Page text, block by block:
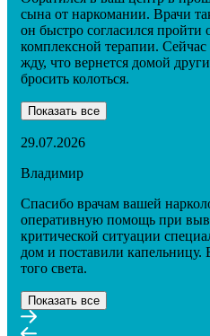
сына от наркомании. Врачи
он быстро согласился пройти
комплексной терапии.
жду, что вернется домой
бросить колоться.
Показать все
29.07.2026
Владимир
Спасибо врачам вашей
оперативную помощь при
критической ситуации
дом и поставили капельницу.
того света.
Показать все